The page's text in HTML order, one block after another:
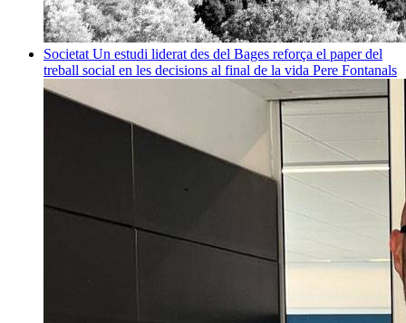
Societat Un estudi liderat des del Bages reforça el paper del
treball social en les decisions al final de la vida Pere Fontanals